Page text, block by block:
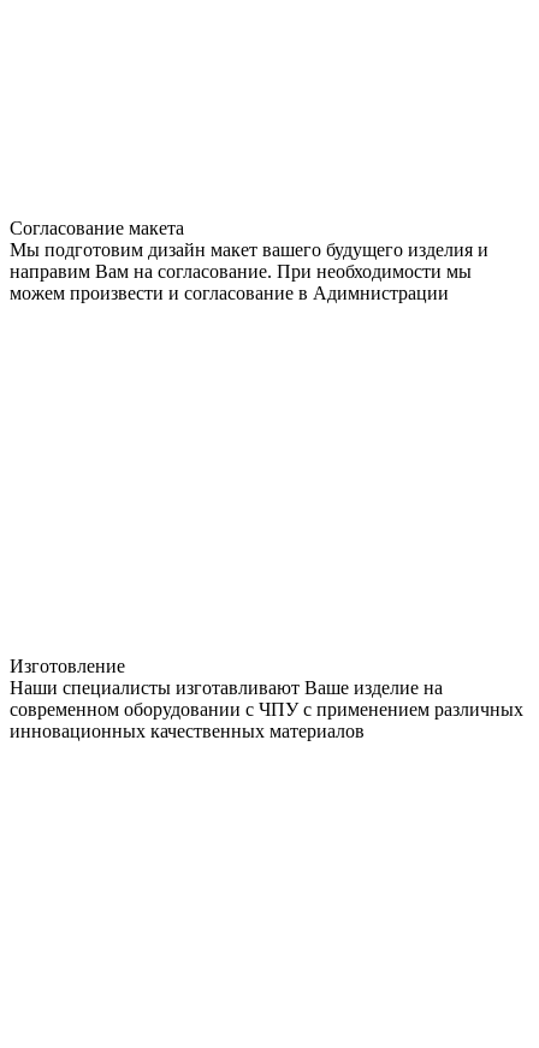
Согласование макета
Мы подготовим дизайн макет вашего будущего изделия и
направим Вам на согласование. При необходимости мы
можем произвести и согласование в Адимнистрации
Изготовление
Наши специалисты изготавливают Ваше изделие на
современном оборудовании с ЧПУ с применением различных
инновационных качественных материалов